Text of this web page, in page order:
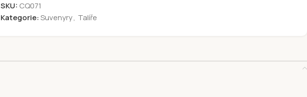
SKU: CQ071
Kategorie:Suvenyry, Talíře